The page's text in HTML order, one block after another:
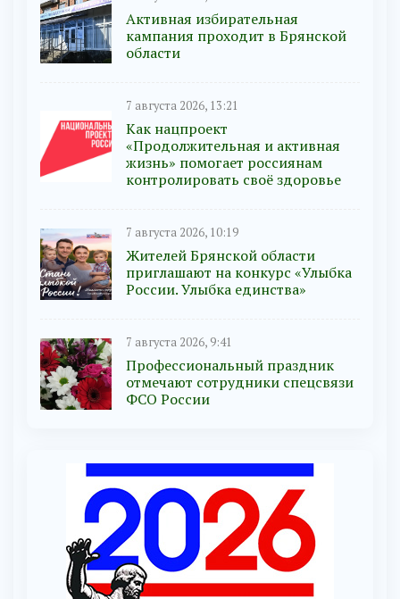
Активная избирательная
кампания проходит в Брянской
области
7 августа 2026, 13:21
Как нацпроект
«Продолжительная и активная
жизнь» помогает россиянам
контролировать своё здоровье
7 августа 2026, 10:19
Жителей Брянской области
приглашают на конкурс «Улыбка
России. Улыбка единства»
7 августа 2026, 9:41
Профессиональный праздник
отмечают сотрудники спецсвязи
ФСО России